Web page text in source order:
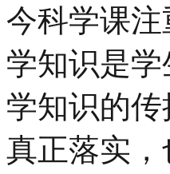
今科学课
学知识是
学知识的
真正落实